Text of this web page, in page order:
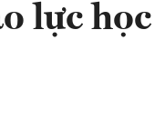
lực học